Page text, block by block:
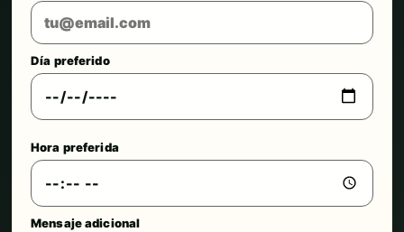
Día preferido
Hora preferida
Mensaje adicional